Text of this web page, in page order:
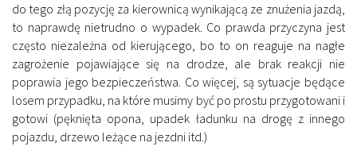
do tego złą pozycję za kierownicą wynikającą ze znużenia jazdą,
to naprawdę nietrudno o wypadek. Co prawda przyczyna jest
często niezależna od kierującego, bo to on reaguje na nagłe
zagrożenie pojawiające się na drodze, ale brak reakcji nie
poprawia jego bezpieczeństwa. Co więcej, są sytuacje będące
losem przypadku, na które musimy być po prostu przygotowani i
gotowi (pęknięta opona, upadek ładunku na drogę z innego
pojazdu, drzewo leżące na jezdni itd.)